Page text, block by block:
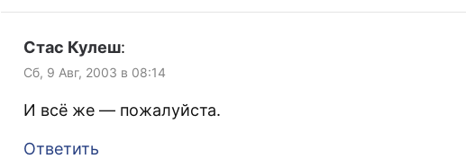
Стас Кулеш:
Сб, 9 Авг, 2003 в 08:14
И всё же — пожалуйста.
Ответить